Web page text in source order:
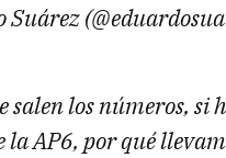
Suárez
salen los números, si
la AP6, por qué